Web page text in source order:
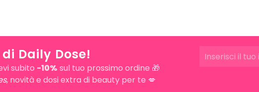
Daily Dose!
subito -10% sul tuo prossimo ordine 🎁
, novità e dosi extra di beauty per te 💋